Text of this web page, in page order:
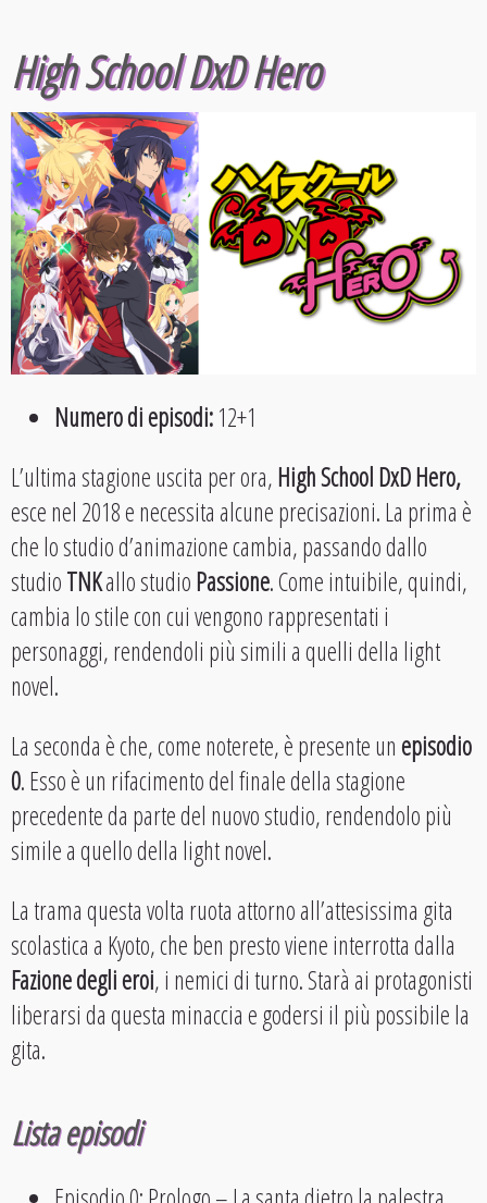
High School DxD Hero
Numero di episodi:12+1
L’ultima stagione uscita per ora,High School DxD Hero,
esce nel 2018 e necessita alcune precisazioni. La prima è
che lo studio d’animazione cambia, passando dallo
studioTNKallo studioPassione. Come intuibile, quindi,
cambia lo stile con cui vengono rappresentati i
personaggi, rendendoli più simili a quelli della light
novel.
La seconda è che, come noterete, è presente unepisodio
0. Esso è un rifacimento del finale della stagione
precedente da parte del nuovo studio, rendendolo più
simile a quello della light novel.
La trama questa volta ruota attorno all’attesissima gita
scolastica a Kyoto, che ben presto viene interrotta dalla
Fazione degli eroi, i nemici di turno. Starà ai protagonisti
liberarsi da questa minaccia e godersi il più possibile la
gita.
Lista episodi